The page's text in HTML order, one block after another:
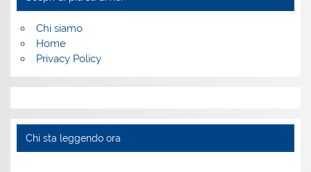
Chi siamo
Home
Privacy Policy
Chi sta leggendo ora